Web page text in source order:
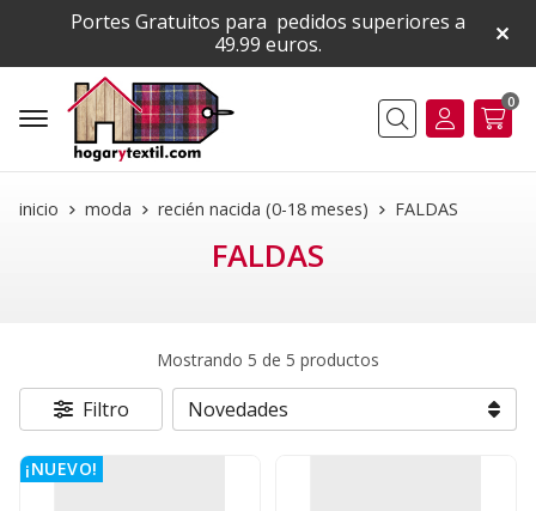
Portes Gratuitos para pedidos superiores a
49.99 euros.
Buscar
0
inicio moda recién nacida (0-18 meses) FALDAS
FALDAS
Mostrando 5 de 5 productos
Filtro
¡NUEVO!